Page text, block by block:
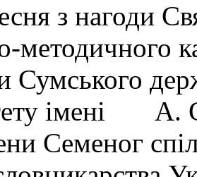
з нагоди
методичного
Сумського
імені А.
Семеног